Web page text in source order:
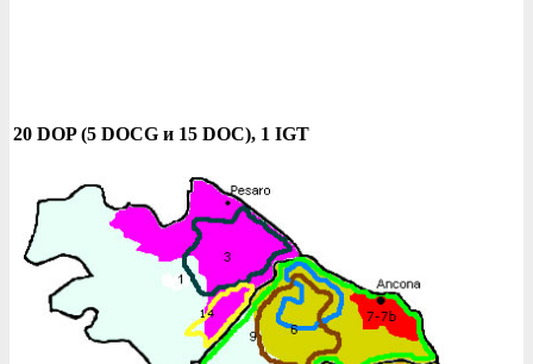
20 DOP (5 DOCG и 15 DOC), 1 IGT